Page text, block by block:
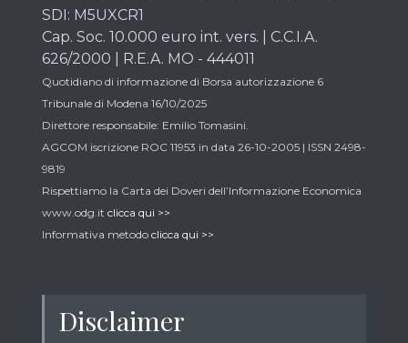
SDI: M5UXCR1
Cap. Soc. 10.000 euro int. vers. | C.C.I.A.
626/2000 | R.E.A. MO - 444011
Quotidiano di informazione di Borsa autorizzazione 6
Tribunale di Modena 16/10/2025
Direttore responsabile: Emilio Tomasini.
AGCOM iscrizione ROC 11953 in data 26-10-2005 | ISSN 2498-
9819
Rispettiamo la Carta dei Doveri dell’Informazione Economica
www.odg.it clicca qui >>
Informativa metodo clicca qui >>
Disclaimer